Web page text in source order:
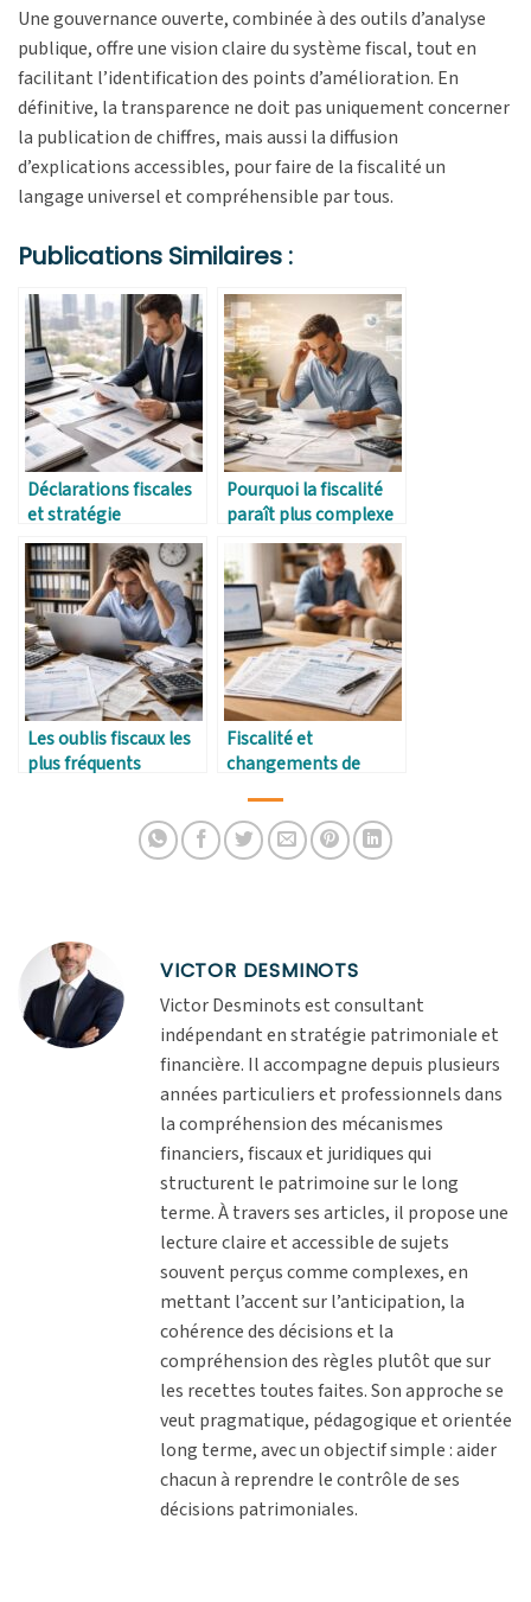
Une gouvernance ouverte, combinée à des outils d’analyse
publique, offre une vision claire du système fiscal, tout en
facilitant l’identification des points d’amélioration. En
définitive, la transparence ne doit pas uniquement concerner
la publication de chiffres, mais aussi la diffusion
d’explications accessibles, pour faire de la fiscalité un
langage universel et compréhensible par tous.
Publications Similaires :
Déclarations fiscales
et stratégie
patrimoniale
Pourquoi la fiscalité
paraît plus complexe
qu’elle ne l’est
Les oublis fiscaux les
plus fréquents
Fiscalité et
changements de
VICTOR DESMINOTS
Victor Desminots est consultant
indépendant en stratégie patrimoniale et
financière. Il accompagne depuis plusieurs
années particuliers et professionnels dans
la compréhension des mécanismes
financiers, fiscaux et juridiques qui
structurent le patrimoine sur le long
terme. À travers ses articles, il propose une
lecture claire et accessible de sujets
souvent perçus comme complexes, en
mettant l’accent sur l’anticipation, la
cohérence des décisions et la
compréhension des règles plutôt que sur
les recettes toutes faites. Son approche se
veut pragmatique, pédagogique et orientée
long terme, avec un objectif simple : aider
chacun à reprendre le contrôle de ses
décisions patrimoniales.